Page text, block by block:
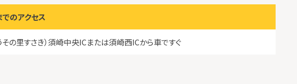
のアクセス
その里すさき）須崎中央ICまたは須崎西ICから車ですぐ